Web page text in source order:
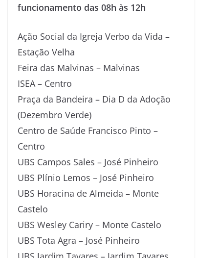
funcionamento das 08h às 12h
Ação Social da Igreja Verbo da Vida –
Estação Velha
Feira das Malvinas – Malvinas
ISEA – Centro
Praça da Bandeira – Dia D da Adoção
(Dezembro Verde)
Centro de Saúde Francisco Pinto –
Centro
UBS Campos Sales – José Pinheiro
UBS Plínio Lemos – José Pinheiro
UBS Horacina de Almeida – Monte
Castelo
UBS Wesley Cariry – Monte Castelo
UBS Tota Agra – José Pinheiro